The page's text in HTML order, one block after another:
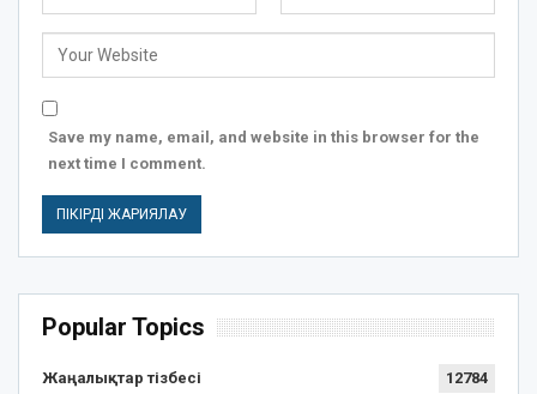
Save my name, email, and website in this browser for the
next time I comment.
Popular Topics
Жаңалықтар тізбесі 12784